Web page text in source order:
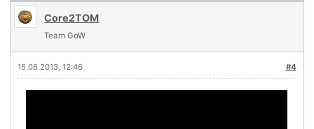
Core2TOM
Team GoW
#4
15.06.2013, 12:46